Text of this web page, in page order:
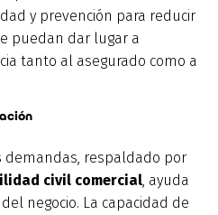
y prevención para reducir
puedan dar lugar a
tanto al asegurado como a
demandas, respaldado por
civil comercial, ayuda
negocio. La capacidad de